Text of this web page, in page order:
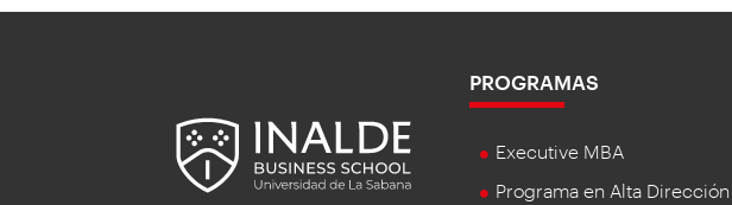
PROGRAMAS
Executive MBA
Programa en Alta Dirección